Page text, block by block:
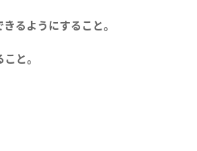
るようにすること。
と。